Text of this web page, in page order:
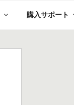
購入サポート